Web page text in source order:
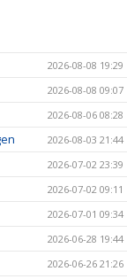
2026-08-08 19:29
2026-08-08 09:07
2026-08-06 08:28
2026-08-03 21:44
2026-07-02 23:39
2026-07-02 09:11
2026-07-01 09:34
2026-06-28 19:44
2026-06-26 21:26